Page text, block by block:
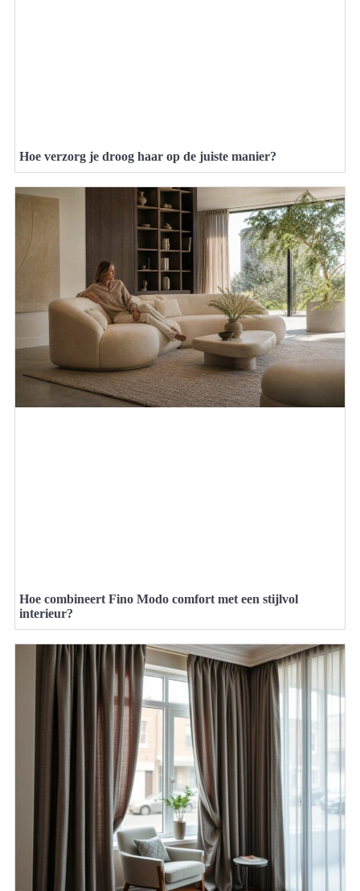
Hoe verzorg je droog haar op de juiste manier?
Hoe combineert Fino Modo comfort met een stijlvol
interieur?